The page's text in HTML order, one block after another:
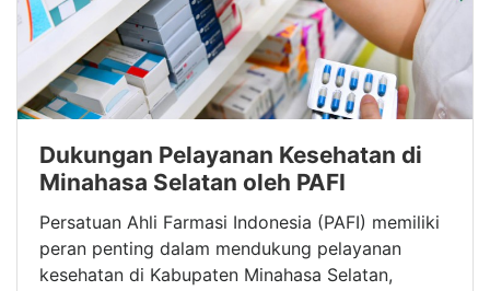
Dukungan Pelayanan Kesehatan di
Minahasa Selatan oleh PAFI
Persatuan Ahli Farmasi Indonesia (PAFI) memiliki
peran penting dalam mendukung pelayanan
kesehatan di Kabupaten Minahasa Selatan,